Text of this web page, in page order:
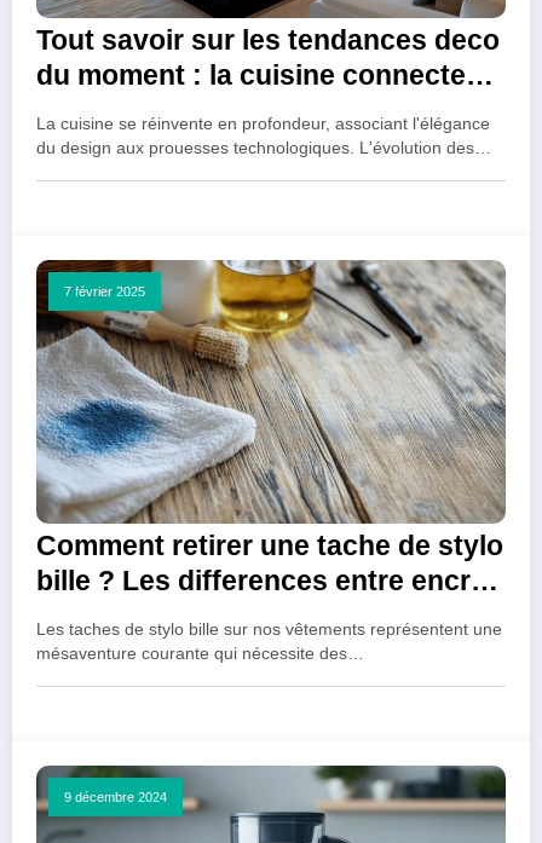
Tout savoir sur les tendances deco
du moment : la cuisine connectee
reinvente votre espace
La cuisine se réinvente en profondeur, associant l'élégance
du design aux prouesses technologiques. L'évolution des…
7 février 2025
Comment retirer une tache de stylo
bille ? Les differences entre encre
permanente et effacable
Les taches de stylo bille sur nos vêtements représentent une
mésaventure courante qui nécessite des…
9 décembre 2024